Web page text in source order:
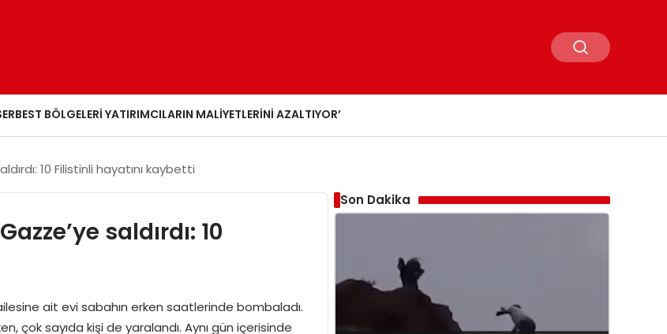
BÖLGELERI YATIRIMCILARIN MALIYETLERINI AZALTIYOR’
10 Filistinli hayatını kaybetti
saldırdı: 10
ait evi sabahın erken saatlerinde bombaladı.
çok sayıda kişi de yaralandı. Aynı gün içerisinde
Son Dakika